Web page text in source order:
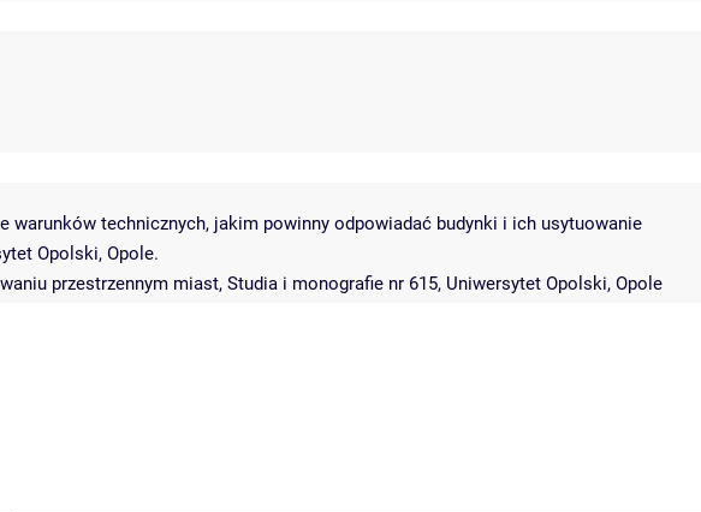
warunków technicznych, jakim powinny odpowiadać budynki i ich usytuowanie
Opolski, Opole.
przestrzennym miast, Studia i monografie nr 615, Uniwersytet Opolski, Opole